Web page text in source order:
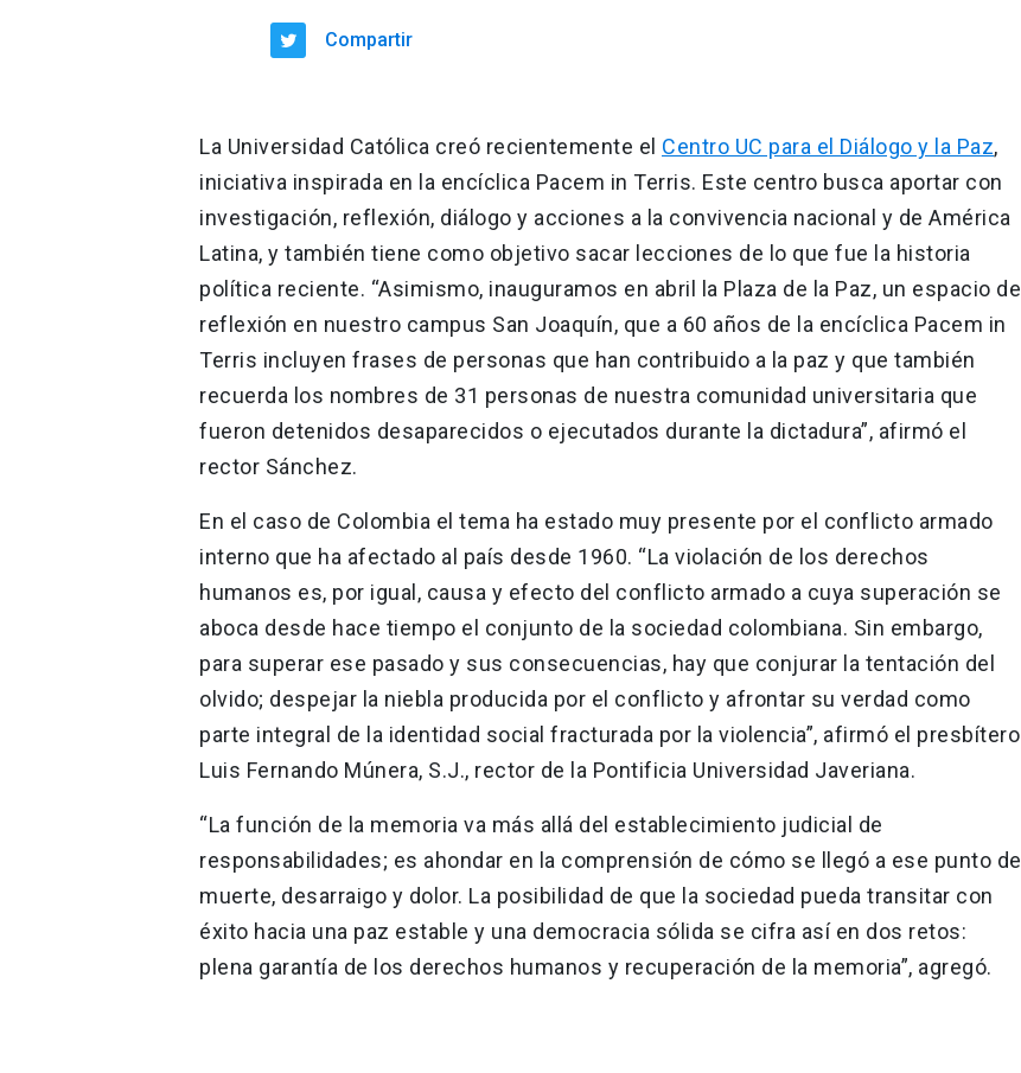
Compartir
La Universidad Católica creó recientemente el Centro UC para el Diálogo y la Paz,
iniciativa inspirada en la encíclica Pacem in Terris. Este centro busca aportar con
investigación, reflexión, diálogo y acciones a la convivencia nacional y de América
Latina, y también tiene como objetivo sacar lecciones de lo que fue la historia
política reciente. “Asimismo, inauguramos en abril la Plaza de la Paz, un espacio de
reflexión en nuestro campus San Joaquín, que a 60 años de la encíclica Pacem in
Terris incluyen frases de personas que han contribuido a la paz y que también
recuerda los nombres de 31 personas de nuestra comunidad universitaria que
fueron detenidos desaparecidos o ejecutados durante la dictadura”, afirmó el
rector Sánchez.
En el caso de Colombia el tema ha estado muy presente por el conflicto armado
interno que ha afectado al país desde 1960. “La violación de los derechos
humanos es, por igual, causa y efecto del conflicto armado a cuya superación se
aboca desde hace tiempo el conjunto de la sociedad colombiana. Sin embargo,
para superar ese pasado y sus consecuencias, hay que conjurar la tentación del
olvido; despejar la niebla producida por el conflicto y afrontar su verdad como
parte integral de la identidad social fracturada por la violencia”, afirmó el presbítero
Luis Fernando Múnera, S.J., rector de la Pontificia Universidad Javeriana.
“La función de la memoria va más allá del establecimiento judicial de
responsabilidades; es ahondar en la comprensión de cómo se llegó a ese punto de
muerte, desarraigo y dolor. La posibilidad de que la sociedad pueda transitar con
éxito hacia una paz estable y una democracia sólida se cifra así en dos retos:
plena garantía de los derechos humanos y recuperación de la memoria”, agregó.